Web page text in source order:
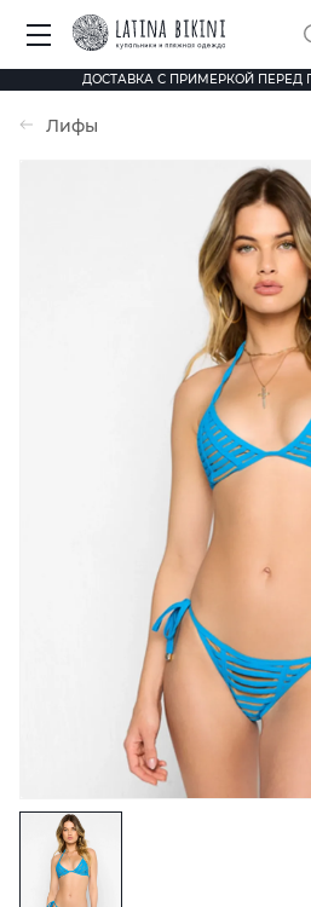
ДОСТАВКА С ПРИМЕРКОЙ ПЕРЕД
Лифы